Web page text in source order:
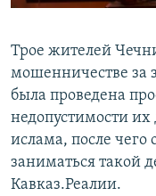
Все сайты РСЕ/РС
Трое жителей
мошенничестве за
была проведена
недопустимости их
ислама, после
заниматься такой
Кавказ.Реалии.